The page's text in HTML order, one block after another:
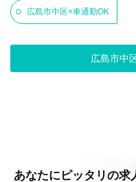
広島市中区×車通勤OK
広島市中
あなたにピッタリの求